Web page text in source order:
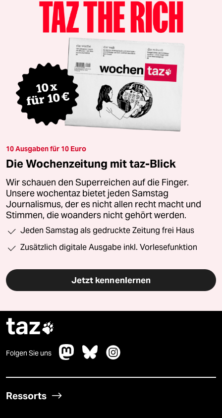
10 Ausgaben für 10 Euro
Die Wochenzeitung mit taz-Blick
Wir schauen den Superreichen auf die Finger.
Unsere wochentaz bietet jeden Samstag
Journalismus, der es nicht allen recht macht und
Stimmen, die woanders nicht gehört werden.
Jeden Samstag als gedruckte Zeitung frei Haus
Zusätzlich digitale Ausgabe inkl. Vorlesefunktion
Jetzt kennenlernen
taz
Folgen Sie uns
Ressorts